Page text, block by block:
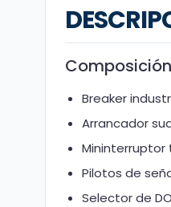
Breaker
Arrancador
Mininterruptor
Pilotos de
Selector de